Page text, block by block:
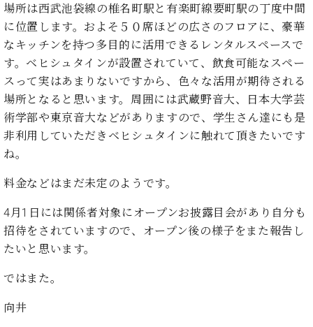
ヒ
シ
タ
イ
ン
レ
ジ
デ
ッ
プ
イ
ト
ア
空き
状況
動
録
サ
ー
ビ
楽
室
ピ
ノ
の
コ
場所は西武池袋線の椎名町駅と有楽町線要町駅の丁度中間
に位置します。およそ５０席ほどの広さのフロアに、豪華
なキッチンを持つ多目的に活用できるレンタルスペースで
す。ベヒシュタインが設置されていて、飲食可能なスペー
スって実はあまりないですから、色々な活用が期待される
場所となると思います。周囲には武蔵野音大、日本大学芸
術学部や東京音大などがありますので、学生さん達にも是
非利用していただきベヒシュタインに触れて頂きたいです
ね。
料金などはまだ未定のようです。
4月1日には関係者対象にオープンお披露目会があり自分も
招待をされていますので、オープン後の様子をまた報告し
たいと思います。
ではまた。
向井